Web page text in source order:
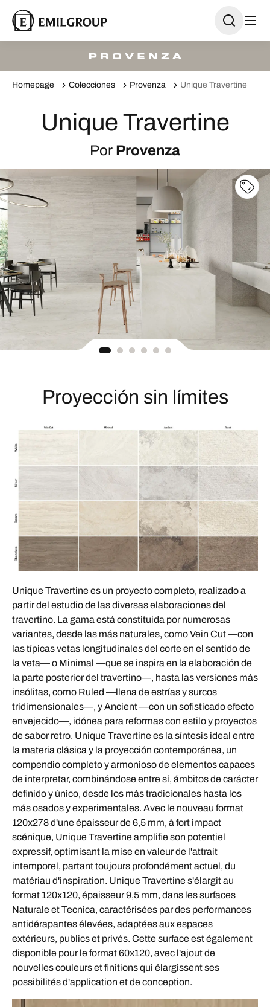
Homepage Colecciones Provenza Unique Travertine
Unique Travertine
Por Provenza
Proyección sin límites
Unique Travertine es un proyecto completo, realizado a
partir del estudio de las diversas elaboraciones del
travertino. La gama está constituida por numerosas
variantes, desde las más naturales, como Vein Cut —con
las típicas vetas longitudinales del corte en el sentido de
la veta— o Minimal —que se inspira en la elaboración de
la parte posterior del travertino—, hasta las versiones más
insólitas, como Ruled —llena de estrías y surcos
tridimensionales—, y Ancient —con un sofisticado efecto
envejecido—, idónea para reformas con estilo y proyectos
de sabor retro. Unique Travertine es la síntesis ideal entre
la materia clásica y la proyección contemporánea, un
compendio completo y armonioso de elementos capaces
de interpretar, combinándose entre sí, ámbitos de carácter
definido y único, desde los más tradicionales hasta los
más osados y experimentales. Avec le nouveau format
120x278 d'une épaisseur de 6,5 mm, à fort impact
scénique, Unique Travertine amplifie son potentiel
expressif, optimisant la mise en valeur de l'attrait
intemporel, partant toujours profondément actuel, du
matériau d'inspiration. Unique Travertine s'élargit au
format 120x120, épaisseur 9,5 mm, dans les surfaces
Naturale et Tecnica, caractérisées par des performances
antidérapantes élevées, adaptées aux espaces
extérieurs, publics et privés. Cette surface est également
disponible pour le format 60x120, avec l'ajout de
nouvelles couleurs et finitions qui élargissent ses
possibilités d'application et de conception.